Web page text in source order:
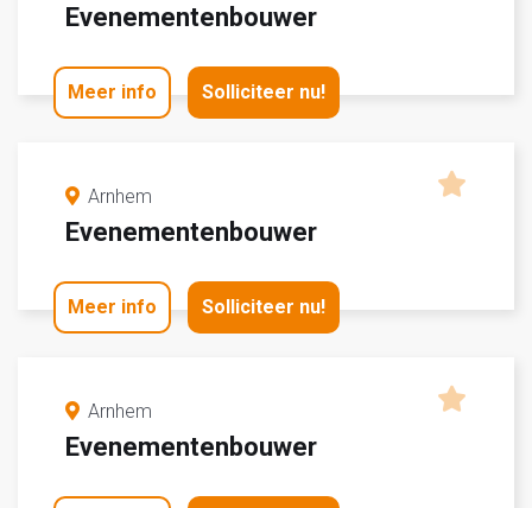
Evenementenbouwer
Meer info Solliciteer nu!
Arnhem
Evenementenbouwer
Meer info Solliciteer nu!
Arnhem
Evenementenbouwer